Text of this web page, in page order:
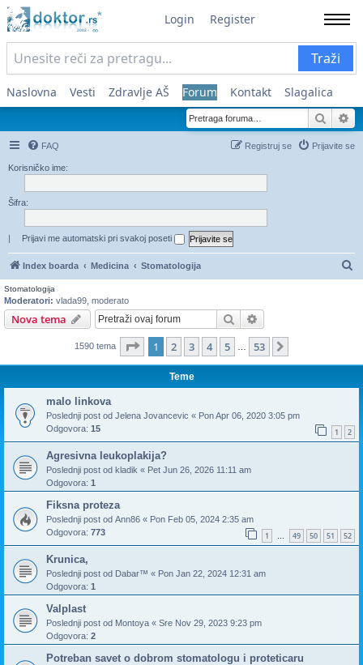
Login Register
Traži
Naslovna Vesti Zdravlje AŠ Forum Kontakt Slagalica
FAQ Prijavite se
Registruj se
Korisničko ime:
Šifra:
| Prijavi me automatski pri svakoj poseti
Index boarda Medicina Stomatologija
Stomatologija
Moderatori: vlada99 moderato
Nova tema Pretraga
1590 tema Stranica 1od53
1 2 3 4 5 53
Teme
malo linkova
Poslednji post od Jelena Jovancevic « Pon Apr 06, 2020 3:05 pm
Odgovora: 15 1 2
Agresivna leukoplakija?
Poslednji post od kladik « Pet Jun 26, 2026 11:11 am
Odgovora: 1
Fiksna proteza
Poslednji post od Ann86 « Pon Feb 05, 2024 2:35 am
Odgovora: 773 1 49 50 51 52
Krunica,
Poslednji post od Dabar™ « Pon Jan 22, 2024 12:31 am
Odgovora: 1
Valplast
Poslednji post od Montoya « Sre Nov 29, 2023 9:23 pm
Odgovora: 2
Potreban savet o dobrom stomatologu i proteticaru